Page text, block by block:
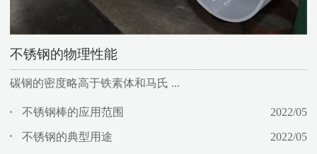
不锈钢的物理性能
碳钢的密度略高于铁素体和马氏 ...
不锈钢棒的应用范围 2022/05
不锈钢的典型用途 2022/05